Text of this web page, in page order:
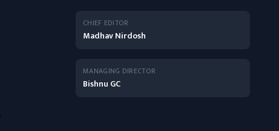
CHIEF EDITOR
Madhav Nirdosh
MANAGING DIRECTOR
Bishnu GC